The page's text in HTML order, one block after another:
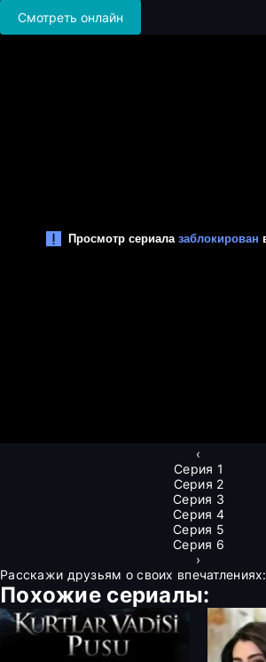
Смотреть онлайн
‹
Серия 1
Серия 2
Серия 3
Серия 4
Серия 5
Серия 6
›
Расскажи друзьям о своих впечатлениях:
Похожие сериалы: